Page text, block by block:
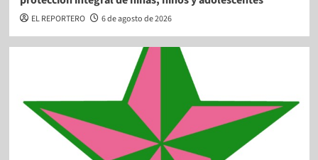
EL REPORTERO 6 de agosto de 2026